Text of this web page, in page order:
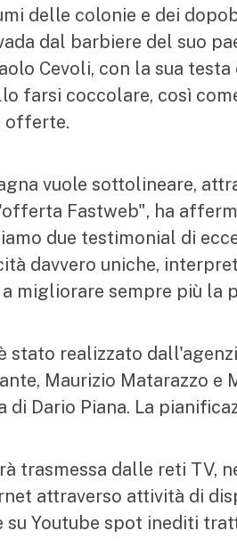
delle colonie e dei
dal barbiere del suo
Cevoli, con la sua
farsi coccolare, così
offerte.
vuole sottolineare,
Fastweb", ha
due testimonial di
davvero uniche,
migliorare sempre più la
stato realizzato
Maurizio Matarazzo e
di Dario Piana. La
trasmessa dalle reti TV,
attraverso attività di
Youtube spot inediti